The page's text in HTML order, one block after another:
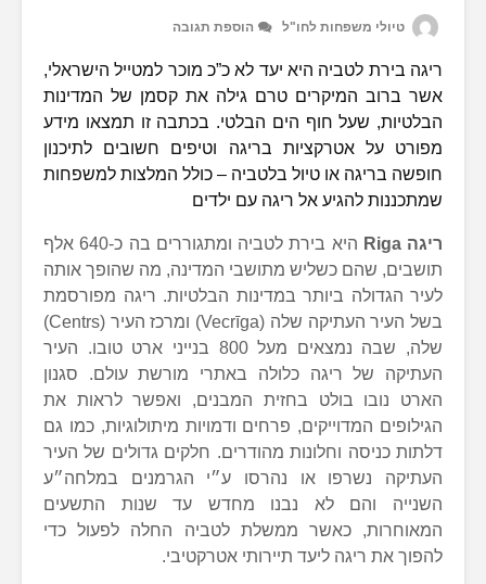
טיולי משפחות לחו"ל הוספת תגובה
ריגה בירת לטביה היא יעד לא כ”כ מוכר למטייל הישראלי,
אשר ברוב המיקרים טרם גילה את קסמן של המדינות
הבלטיות, שעל חוף הים הבלטי. בכתבה זו תמצאו מידע
מפורט על אטרקציות בריגה וטיפים חשובים לתיכנון
חופשה בריגה או טיול בלטביה – כולל המלצות למשפחות
שמתכננות להגיע אל ריגה עם ילדים
ריגה Riga
היא בירת לטביה ומתגוררים בה כ-640 אלף
תושבים, שהם כשליש מתושבי המדינה, מה שהופך אותה
לעיר הגדולה ביותר במדינות הבלטיות. ריגה מפורסמת
בשל העיר העתיקה שלה (Vecrīga) ומרכז העיר (Centrs)
שלה, שבה נמצאים מעל 800 בנייני ארט טובו. העיר
העתיקה של ריגה כלולה באתרי מורשת עולם. סגנון
הארט נובו בולט בחזית המבנים, ואפשר לראות את
הגילופים המדוייקים, פרחים ודמויות מיתולוגיות, כמו גם
דלתות כניסה וחלונות מהודרים. חלקים גדולים של העיר
העתיקה נשרפו או נהרסו ע״י הגרמנים במלחה״ע
השנייה והם לא נבנו מחדש עד שנות התשעים
המאוחרות, כאשר ממשלת לטביה החלה לפעול כדי
להפוך את ריגה ליעד תיירותי אטרקטיבי.